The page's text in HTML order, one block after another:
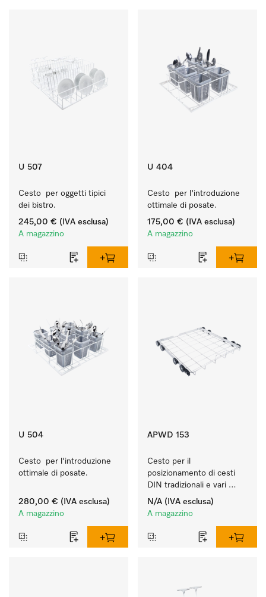
U 507
Cesto  per oggetti tipici
dei bistro.
245,00 € (IVA esclusa)
A magazzino
U 404
Cesto  per l'introduzione
ottimale di posate.
175,00 € (IVA esclusa)
A magazzino
U 504
Cesto  per l'introduzione
ottimale di posate.
280,00 € (IVA esclusa)
A magazzino
APWD 153
Cesto per il
posizionamento di cesti
DIN tradizionali e vari
inserti.
N/A (IVA esclusa)
A magazzino